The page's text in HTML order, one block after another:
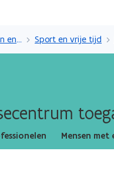
Toolbox Toegankelijke steden en gemeenten Sport en vrije tijd
Mensen met